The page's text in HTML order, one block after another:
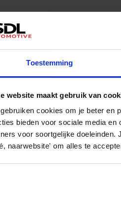
Toestemming
website maakt gebruik van
cookies om je beter en
bieden voor sociale media
voor soortgelijke doeleinden.
naarwebsite' om alles te
specificaties